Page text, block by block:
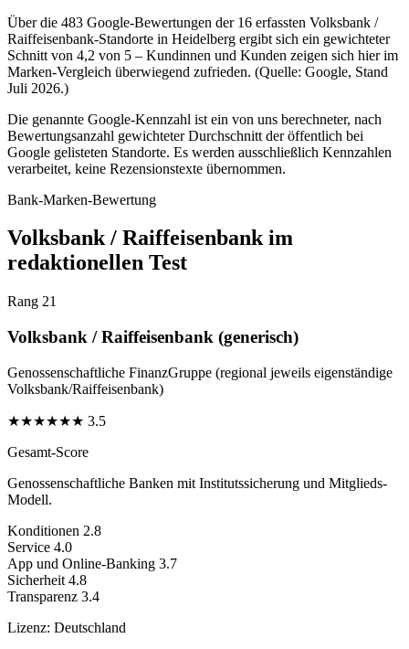
Über die 483 Google-Bewertungen der 16 erfassten Volksbank /
Raiffeisenbank-Standorte in Heidelberg ergibt sich ein gewichteter
Schnitt von 4,2 von 5 – Kundinnen und Kunden zeigen sich hier im
Marken-Vergleich überwiegend zufrieden. (Quelle: Google, Stand
Juli 2026.)
Die genannte Google-Kennzahl ist ein von uns berechneter, nach
Bewertungsanzahl gewichteter Durchschnitt der öffentlich bei
Google gelisteten Standorte. Es werden ausschließlich Kennzahlen
verarbeitet, keine Rezensionstexte übernommen.
Bank-Marken-Bewertung
Volksbank / Raiffeisenbank im
redaktionellen Test
Rang 21
Volksbank / Raiffeisenbank (generisch)
Genossenschaftliche FinanzGruppe (regional jeweils eigenständige
Volksbank/Raiffeisenbank)
★★★★★★ 3.5
Gesamt-Score
Genossenschaftliche Banken mit Institutssicherung und Mitglieds-
Modell.
Konditionen 2.8
Service 4.0
App und Online-Banking 3.7
Sicherheit 4.8
Transparenz 3.4
Lizenz: Deutschland